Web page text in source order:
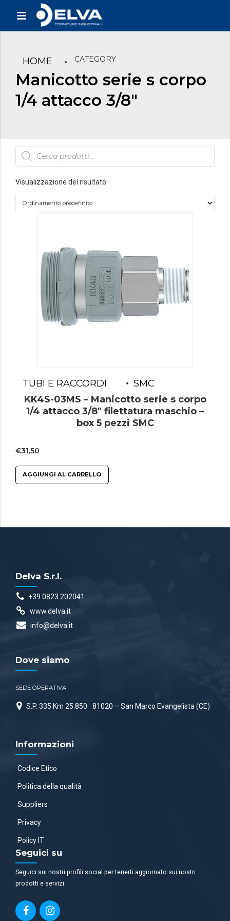
HOME CATEGORY
Manicotto serie s corpo
1/4 attacco 3/8"
Products
search
Visualizzazione del risultato
TUBI E RACCORDI
SMC
KK4S-03MS – Manicotto serie s corpo
1/4 attacco 3/8″ filettatura maschio –
box 5 pezzi SMC
€31,50
AGGIUNGI AL CARRELLO
Delva S.r.l.
+39 0823 202041
www.delva.it
info@delva.it
Dove siamo
SEDE OPERATIVA
S.P. 335 Km 25.850 81020 – San Marco Evangelista (CE)
Informazioni
Codice Etico
Politica della qualità
Suppliers
Privacy
Policy IT
Seguici su
Seguici sui nostri profili social per tenerti aggiornato sui nostri
prodotti e servizi